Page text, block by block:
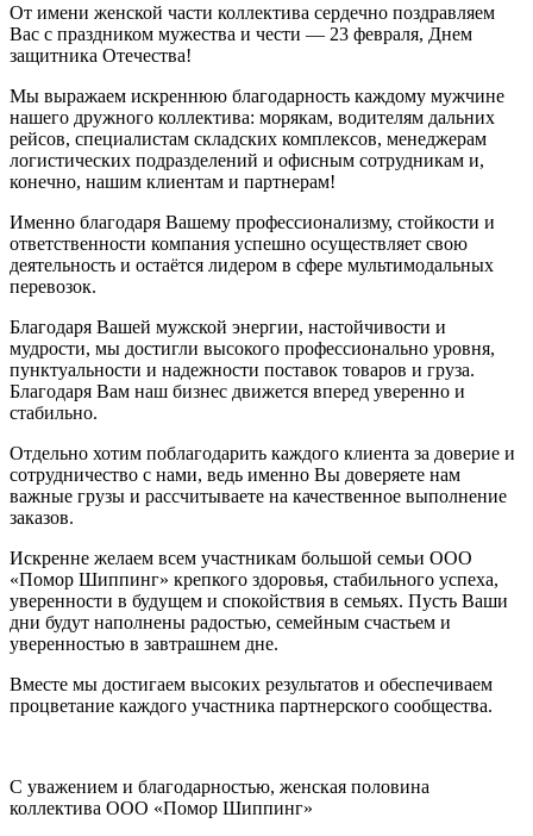
От имени женской части коллектива сердечно поздравляем
Вас с праздником мужества и чести — 23 февраля, Днем
защитника Отечества!
Мы выражаем искреннюю благодарность каждому мужчине
нашего дружного коллектива: морякам, водителям дальних
рейсов, специалистам складских комплексов, менеджерам
логистических подразделений и офисным сотрудникам и,
конечно, нашим клиентам и партнерам!
Именно благодаря Вашему профессионализму, стойкости и
ответственности компания успешно осуществляет свою
деятельность и остаётся лидером в сфере мультимодальных
перевозок.
Благодаря Вашей мужской энергии, настойчивости и
мудрости, мы достигли высокого профессионально уровня,
пунктуальности и надежности поставок товаров и груза.
Благодаря Вам наш бизнес движется вперед уверенно и
стабильно.
Отдельно хотим поблагодарить каждого клиента за доверие и
сотрудничество с нами, ведь именно Вы доверяете нам
важные грузы и рассчитываете на качественное выполнение
заказов.
Искренне желаем всем участникам большой семьи ООО
«Помор Шиппинг» крепкого здоровья, стабильного успеха,
уверенности в будущем и спокойствия в семьях. Пусть Ваши
дни будут наполнены радостью, семейным счастьем и
уверенностью в завтрашнем дне.
Вместе мы достигаем высоких результатов и обеспечиваем
процветание каждого участника партнерского сообщества.
С уважением и благодарностью, женская половина
коллектива ООО «Помор Шиппинг»